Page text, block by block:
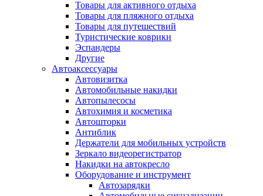
Товары для активного отдыха
Товары для пляжного отдыха
Товары для путешествий
Туристические коврики
Эспандеры
Другие
Автоаксессуары
Автовизитка
Автомобильные накидки
Автопылесосы
Автохимия и косметика
Автошторки
Антиблик
Держатели для мобильных устройств
Зеркало видеорегистратор
Накидки на автокресло
Оборудование и инструмент
Автозарядки